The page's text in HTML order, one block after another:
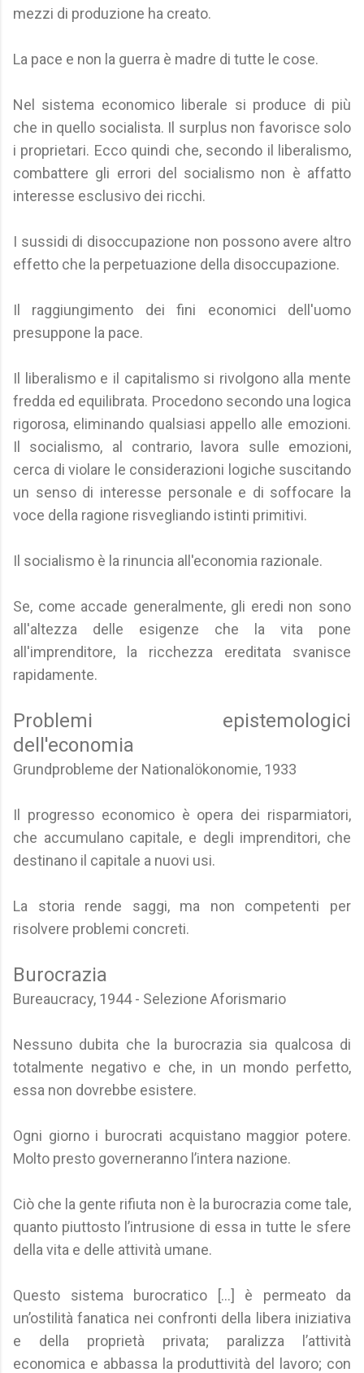
mezzi di produzione ha creato.
La pace e non la guerra è madre di tutte le cose.
Nel sistema economico liberale si produce di più
che in quello socialista. Il surplus non favorisce solo
i proprietari. Ecco quindi che, secondo il liberalismo,
combattere gli errori del socialismo non è affatto
interesse esclusivo dei ricchi.
I sussidi di disoccupazione non possono avere altro
effetto che la perpetuazione della disoccupazione.
Il raggiungimento dei fini economici dell'uomo
presuppone la pace.
Il liberalismo e il capitalismo si rivolgono alla mente
fredda ed equilibrata. Procedono secondo una logica
rigorosa, eliminando qualsiasi appello alle emozioni.
Il socialismo, al contrario, lavora sulle emozioni,
cerca di violare le considerazioni logiche suscitando
un senso di interesse personale e di soffocare la
voce della ragione risvegliando istinti primitivi.
Il socialismo è la rinuncia all'economia razionale.
Se, come accade generalmente, gli eredi non sono
all'altezza delle esigenze che la vita pone
all'imprenditore, la ricchezza ereditata svanisce
rapidamente.
Problemi epistemologici
dell'economia
Grundprobleme der Nationalökonomie, 1933
Il progresso economico è opera dei risparmiatori,
che accumulano capitale, e degli imprenditori, che
destinano il capitale a nuovi usi.
La storia rende saggi, ma non competenti per
risolvere problemi concreti.
Burocrazia
Bureaucracy, 1944 - Selezione Aforismario
Nessuno dubita che la burocrazia sia qualcosa di
totalmente negativo e che, in un mondo perfetto,
essa non dovrebbe esistere.
Ogni giorno i burocrati acquistano maggior potere.
Molto presto governeranno l’intera nazione.
Ciò che la gente rifiuta non è la burocrazia come tale,
quanto piuttosto l’intrusione di essa in tutte le sfere
della vita e delle attività umane.
Questo sistema burocratico [...] è permeato da
un’ostilità fanatica nei confronti della libera iniziativa
e della proprietà privata; paralizza l’attività
economica e abbassa la produttività del lavoro; con